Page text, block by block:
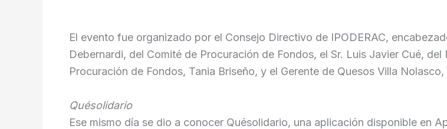
El evento fue organizado por el Consejo Directivo de IPODERAC,
Debernardi, del Comité de Procuración de Fondos, el Sr. Luis Javier Cué,
Procuración de Fondos, Tania Briseño, y el Gerente de Quesos Villa
Quésolidario
Ese mismo día se dio a conocer Quésolidario, una aplicación disponible en